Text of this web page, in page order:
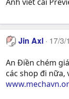
Jin Axl 17/3/
An Điền chém
các shop đi nữa,